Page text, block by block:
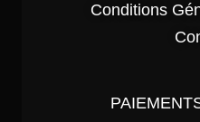
Conditions